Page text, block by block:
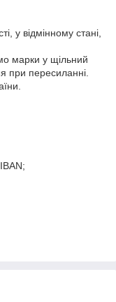
у відмінному стані,
марки у щільний
при пересиланні.